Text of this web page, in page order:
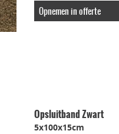
Opnemen in offerte
Opsluitband Zwart
5x100x15cm